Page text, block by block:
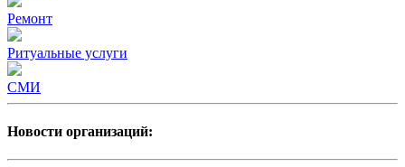
Ремонт
Ритуальные услуги
СМИ
Новости организаций: